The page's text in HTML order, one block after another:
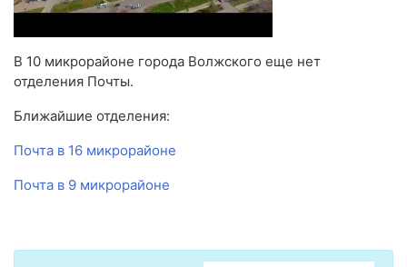
В 10 микрорайоне города Волжского еще нет
отделения Почты.
Ближайшие отделения:
Почта в 16 микрорайоне
Почта в 9 микрорайоне